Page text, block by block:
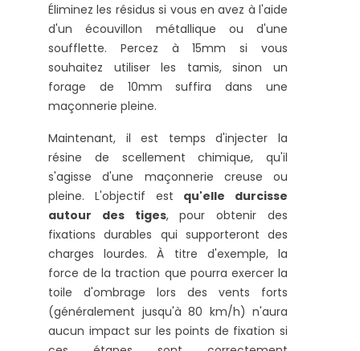
Éliminez les résidus si vous en avez à l'aide
d'un écouvillon métallique ou d'une
soufflette. Percez à 15mm si vous
souhaitez utiliser les tamis, sinon un
forage de 10mm suffira dans une
maçonnerie pleine.
Maintenant, il est temps d'injecter la
résine de scellement chimique, qu'il
s'agisse d'une maçonnerie creuse ou
pleine. L'objectif est qu'elle durcisse
autour des tiges, pour obtenir des
fixations durables qui supporteront des
charges lourdes. À titre d'exemple, la
force de la traction que pourra exercer la
toile d'ombrage lors des vents forts
(généralement jusqu'à 80 km/h) n'aura
aucun impact sur les points de fixation si